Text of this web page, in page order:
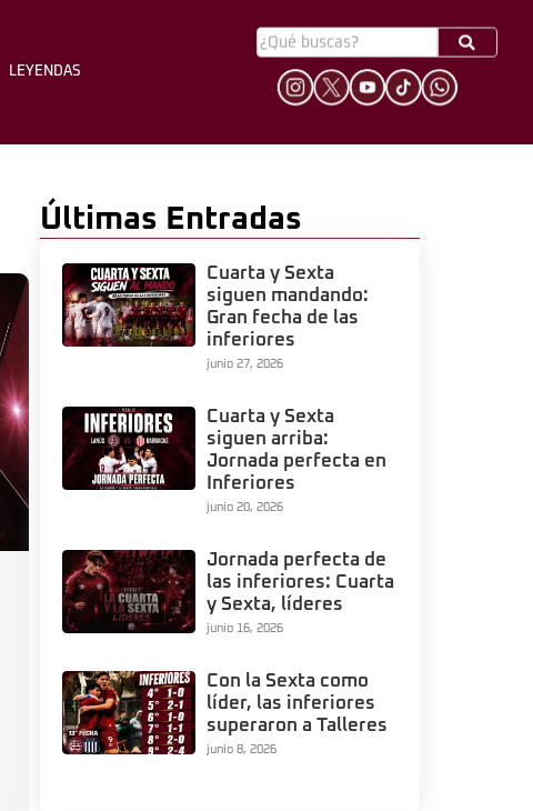
HINCHADA
LEYENDAS
Últimas Entradas
Cuarta y Sexta
siguen mandando:
Gran fecha de las
inferiores
junio 27, 2026
Cuarta y Sexta
siguen arriba:
Jornada perfecta en
Inferiores
junio 20, 2026
Jornada perfecta de
las inferiores: Cuarta
y Sexta, líderes
junio 16, 2026
Con la Sexta como
líder, las inferiores
superaron a Talleres
junio 8, 2026